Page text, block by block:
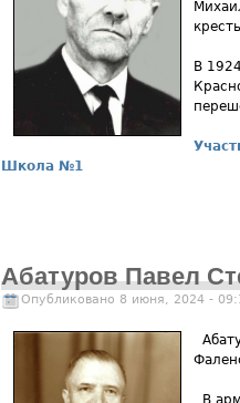
В
Школа №1
Абатуров Павел
Опубликовано 8 июня, 2024 -
В